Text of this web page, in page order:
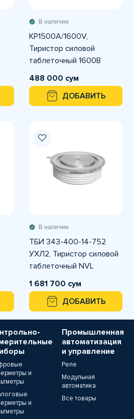
В наличии
KP1500A/1600V,
Тиристор силовой
таблеточный 1600В
1500А
488 000 сум
ДОБАВИТЬ
В наличии
ТБИ 343-400-14-752
УХЛ2, Тиристор силовой
таблеточный NVL
1 681 700 сум
ДОБАВИТЬ
и
и
Промышленная
автоматизация
и управление
Реле
Модульная
автоматика
Все товары